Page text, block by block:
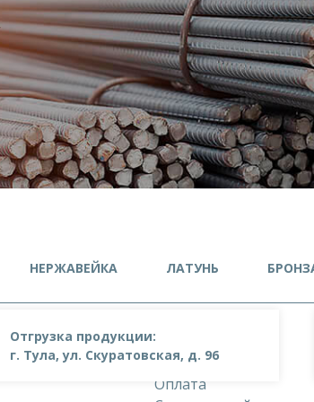
Отгрузка продукции:
г. Тула, ул. Скуратовская, д. 96
НЕРЖАВЕЙКА ЛАТУНЬ
О компании
Доставка
Оплата